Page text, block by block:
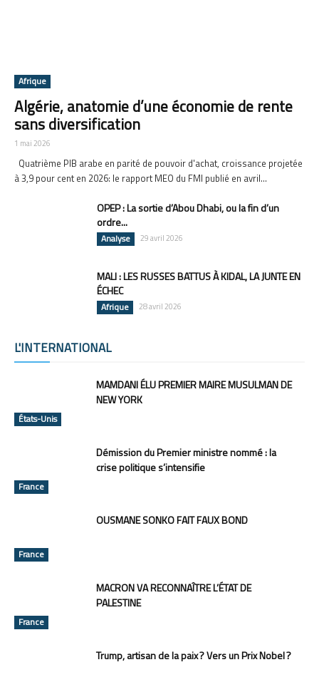
Afrique
Algérie, anatomie d’une économie de rente
sans diversification
1 mai 2026
Quatrième PIB arabe en parité de pouvoir d'achat, croissance projetée
à 3,9 pour cent en 2026: le rapport MEO du FMI publié en avril...
OPEP : La sortie d’Abou Dhabi, ou la fin d’un
ordre...
Analyse 29 avril 2026
MALI : LES RUSSES BATTUS À KIDAL, LA JUNTE EN
ÉCHEC
Afrique 28 avril 2026
L'INTERNATIONAL
Tous Amérique
États-Unis
MAMDANI ÉLU PREMIER MAIRE MUSULMAN DE
NEW YORK
France
Démission du Premier ministre nommé : la
crise politique s’intensifie
France
OUSMANE SONKO FAIT FAUX BOND
France
MACRON VA RECONNAÎTRE L’ÉTAT DE
PALESTINE
Trump, artisan de la paix ? Vers un Prix Nobel ?